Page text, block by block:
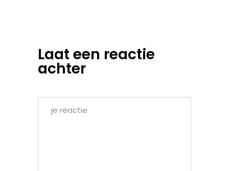
Laat een reactie
achter